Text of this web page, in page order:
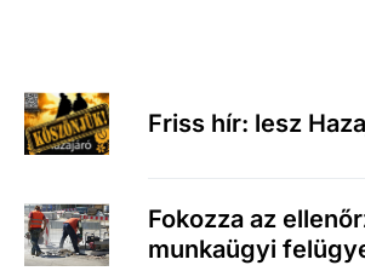
Friss hír: lesz
Fokozza az
munkaügyi